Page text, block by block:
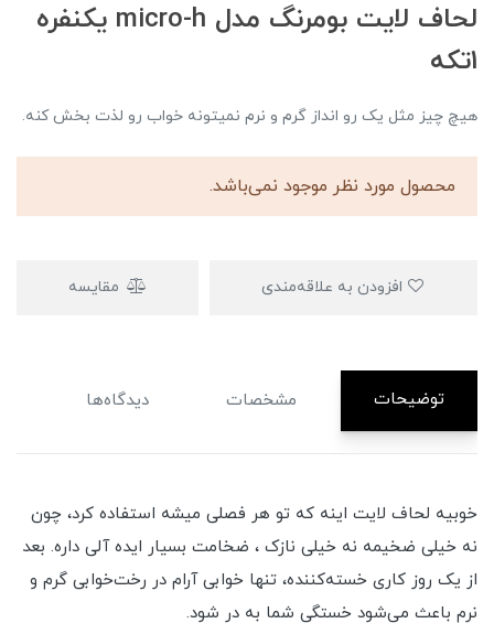
لحاف لایت بومرنگ مدل micro-h یکنفره
1تکه
هیچ چیز مثل یک رو انداز گرم و نرم نمیتونه خواب رو لذت بخش کنه.
محصول مورد نظر موجود نمی‌باشد.
مقایسه
توضیحات مشخصات دیدگاه‌ها
خوبیه لحاف لایت اینه که تو هر فصلی میشه استفاده کرد، چون
نه خیلی ضخیمه نه خیلی نازک ، ضخامت بسیار ایده آلی داره. بعد
از یک روز کاری خسته‌کننده، تنها خوابی آرام در رخت‌خوابی گرم و
نرم باعث می‌شود خستگی شما به در شود.